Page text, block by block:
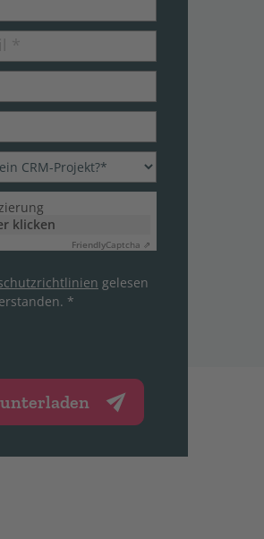
klicken
FriendlyCaptcha ⇗
gelesen
*